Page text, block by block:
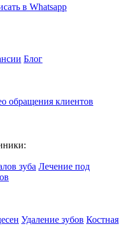
в Whatsapp
Блог
обращения клиентов
зуба Лечение под
Удаление зубов Костная